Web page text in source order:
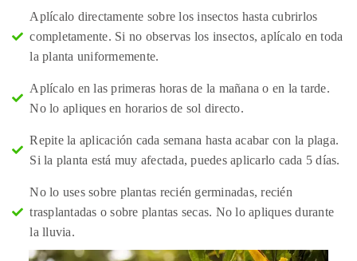
Aplícalo directamente sobre los insectos hasta cubrirlos
completamente. Si no observas los insectos, aplícalo en toda
la planta uniformemente.
Aplícalo en las primeras horas de la mañana o en la tarde.
No lo apliques en horarios de sol directo.
Repite la aplicación cada semana hasta acabar con la plaga.
Si la planta está muy afectada, puedes aplicarlo cada 5 días.
No lo uses sobre plantas recién germinadas, recién
trasplantadas o sobre plantas secas. No lo apliques durante
la lluvia.